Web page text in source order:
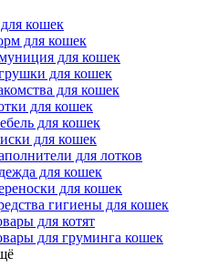
кошек
для кошек
для кошек
для кошек
для кошек
для кошек
для кошек
для кошек
для лотков
для кошек
для кошек
гигиены для кошек
для котят
для груминга кошек